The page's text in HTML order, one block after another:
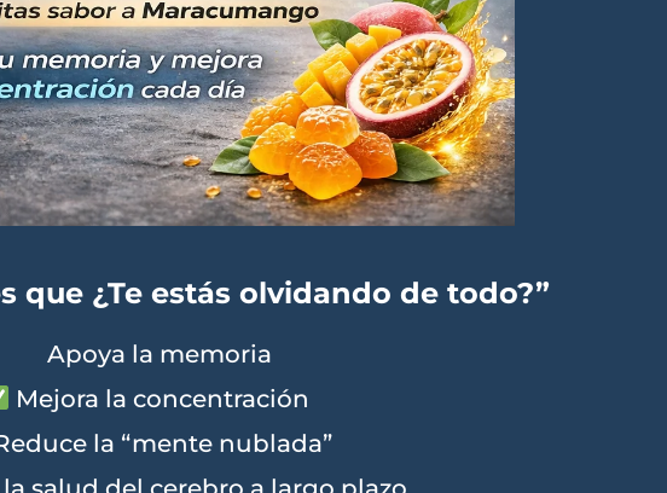
que ¿Te estás olvidando de todo?”
Apoya la memoria
Mejora laconcentración
la “mente nublada”